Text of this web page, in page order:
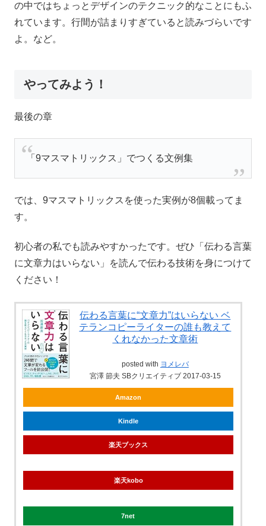
の中ではちょっとデザインのテクニック的なことにもふ
れています。行間が詰まりすぎていると読みづらいです
よ。など。
やってみよう！
最後の章
「9マスマトリックス」でつくる文例集
では、9マスマトリックスを使った実例が8個載ってま
す。
初心者の私でも読みやすかったです。ぜひ「伝わる言葉
に文章力はいらない」を読んで伝わる技術を身につけて
ください！
伝わる言葉に“文章力”はいらない ベ
テランコピーライターの誰も教えて
くれなかった文章術
posted with ヨメレバ
宮澤 節夫 SBクリエイティブ 2017-03-15
Amazon
Kindle
楽天ブックス
楽天kobo
7net